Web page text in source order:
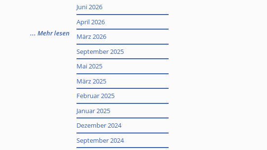
... Mehr lesen
Juni 2026
April 2026
März 2026
September 2025
Mai 2025
März 2025
Februar 2025
Januar 2025
Dezember 2024
September 2024